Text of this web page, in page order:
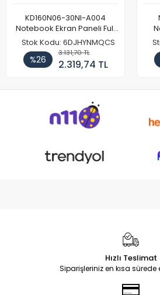
KD160N06-30NI-A004
Notebook Ekran Paneli Full
HD
Stok Kodu: 6DJHYNMQCS
%26
3.131,70 TL
2.319,74 TL
Hızlı Teslimat
Siparişleriniz en kısa sürede